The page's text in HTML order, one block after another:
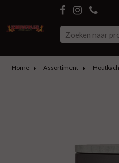
Home Assortiment